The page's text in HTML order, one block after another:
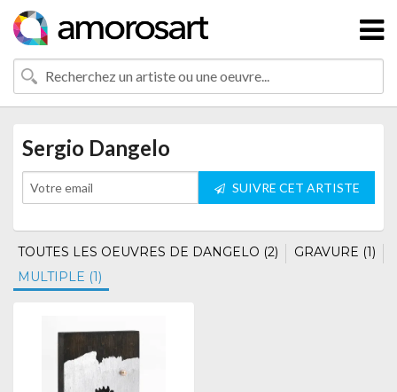
Sergio Dangelo
SUIVRE CET ARTISTE
TOUTES LES OEUVRES DE DANGELO (2)
GRAVURE (1)
MULTIPLE (1)